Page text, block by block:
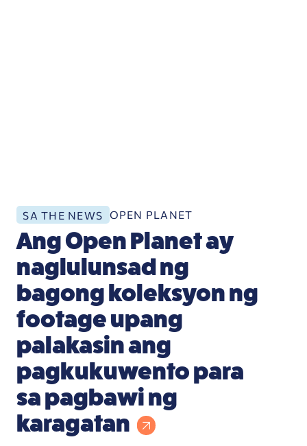
SA THE NEWS OPEN PLANET
Ang Open Planet ay
naglulunsad ng
bagong koleksyon ng
footage upang
palakasin ang
pagkukuwento para
sa pagbawi ng
karagatan